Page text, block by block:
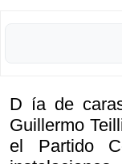
D ía de
Guillermo
el Partido